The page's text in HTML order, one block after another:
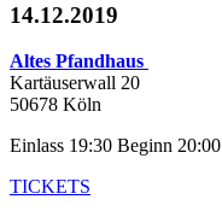
14.12.2019
Altes Pfandhaus
Kartäuserwall 20
50678 Köln
Einlass 19:30 Beginn 20:00
TICKETS